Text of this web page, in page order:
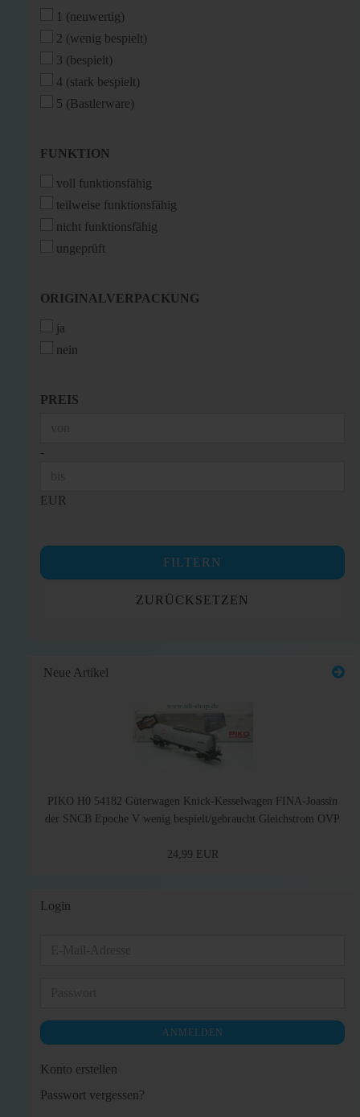
1 (neuwertig)
2 (wenig bespielt)
3 (bespielt)
4 (stark bespielt)
5 (Bastlerware)
FUNKTION
FUNKTION
voll funktionsfähig
teilweise funktionsfähig
nicht funktionsfähig
ungeprüft
ORIGINALVERPACKUNG
ORIGINALVERPACKUNG
ja
nein
PREIS
PREIS
-
EUR
FILTERN
ZURÜCKSETZEN
Neue Artikel
PIKO H0 54182 Güterwagen Knick-Kesselwagen FINA-Joassin
der SNCB Epoche V wenig bespielt/gebraucht Gleichstrom OVP
24,99 EUR
Login
ANMELDEN
Konto erstellen
Passwort vergessen?